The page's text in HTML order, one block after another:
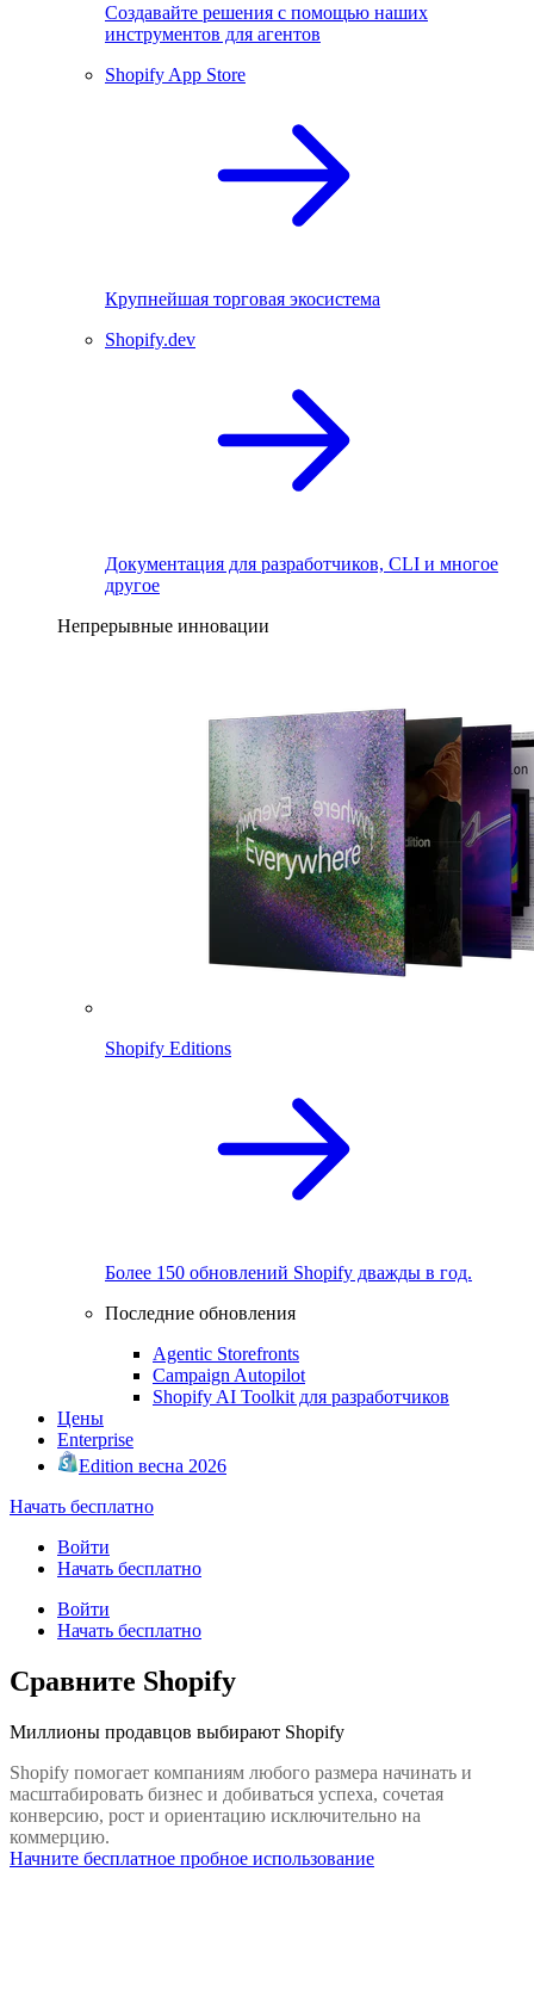
Создавайте решения с помощью наших
инструментов для агентов
Shopify App Store
Крупнейшая торговая экосистема
Shopify.dev
Документация для разработчиков, CLI и многое
другое
Непрерывные инновации
Shopify Editions
Более 150 обновлений Shopify дважды в год.
Последние обновления
Agentic Storefronts
Campaign Autopilot
Shopify AI Toolkit для разработчиков
Цены
Enterprise
Edition весна 2026
Начать бесплатно
Войти
Начать бесплатно
Войти
Начать бесплатно
Сравните Shopify
Миллионы продавцов выбирают Shopify
Shopify помогает компаниям любого размера начинать и
масштабировать бизнес и добиваться успеха, сочетая
конверсию, рост и ориентацию исключительно на
коммерцию.
Начните бесплатное пробное использование